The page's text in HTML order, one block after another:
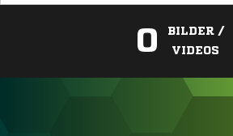
0
BILDER /
VIDEOS